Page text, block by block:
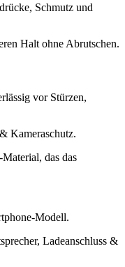
Schmutz und
Halt ohne Abrutschen.
vor Stürzen,
Kameraschutz.
das das
Modell.
Ladeanschluss &